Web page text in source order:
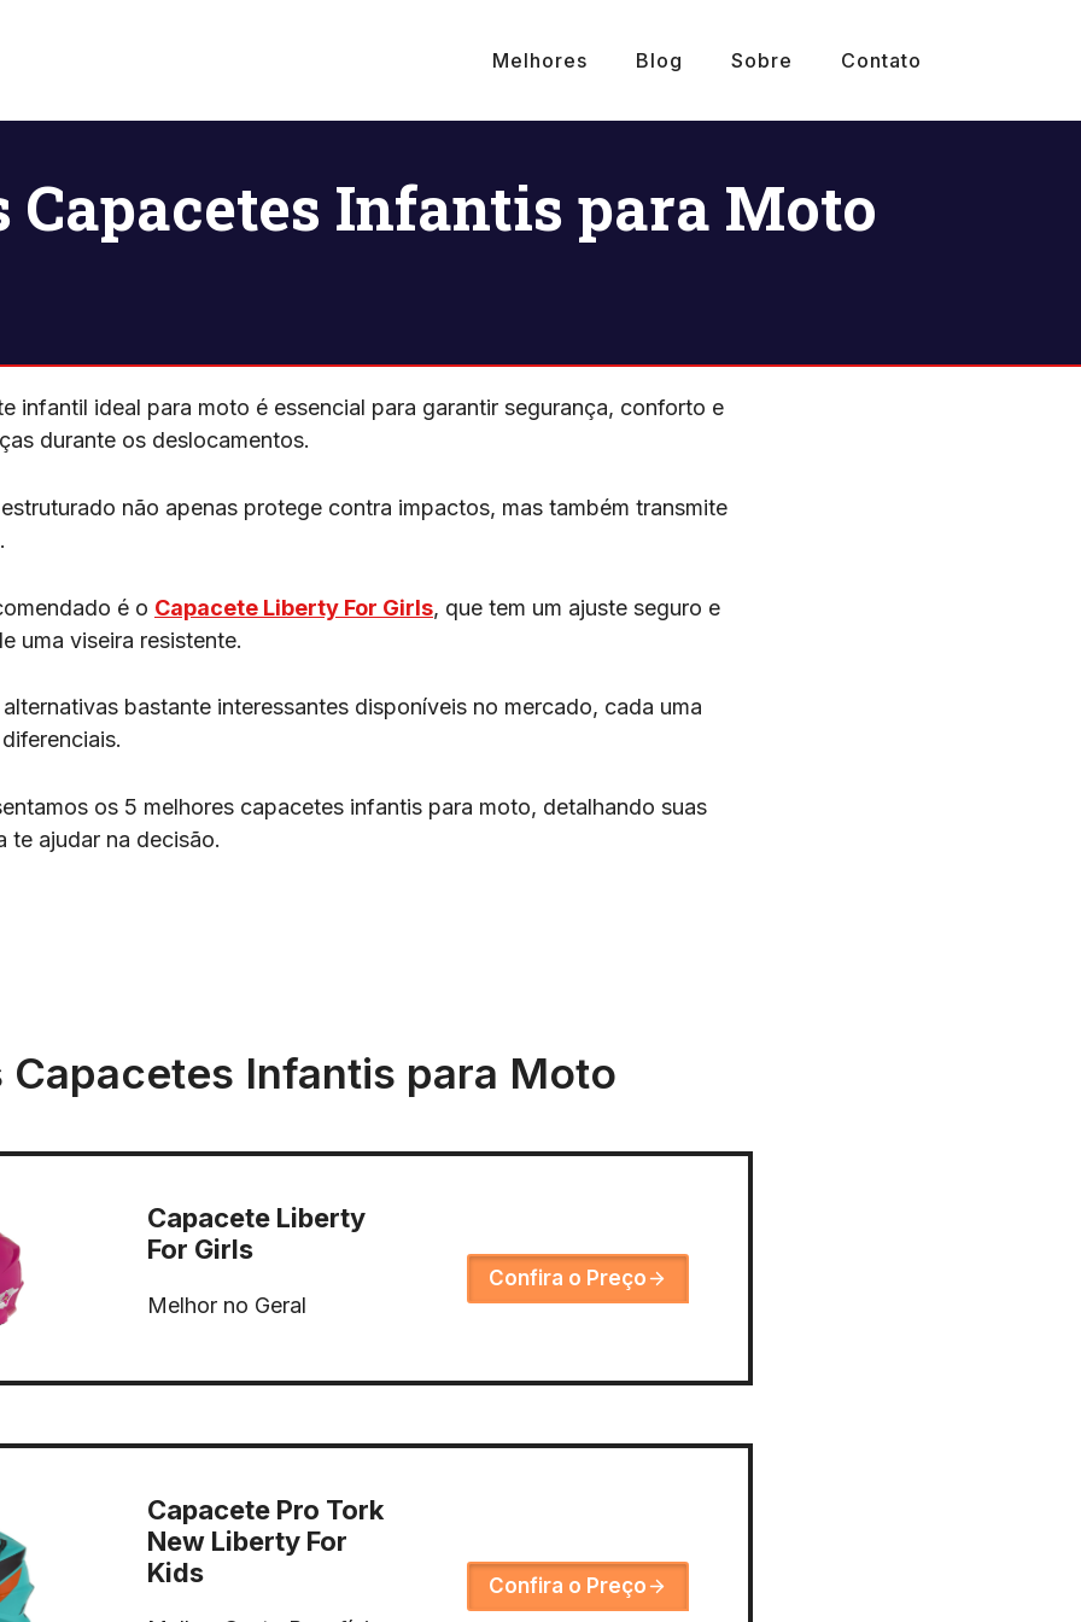
Melhores Blog Sobre Contato
Capacetes Infantis para Moto
infantil ideal para moto é essencial para garantir segurança, conforto e
durante os deslocamentos.
não apenas protege contra impactos, mas também transmite
é o Capacete Liberty For Girls, que tem um ajuste seguro e
uma viseira resistente.
bastante interessantes disponíveis no mercado, cada uma
os 5 melhores capacetes infantis para moto, detalhando suas
te ajudar na decisão.
Infantis para Moto
Capacete Liberty
For Girls
Melhor no Geral
Confira o Preço
Capacete Pro Tork
New Liberty For
Kids
Confira o Preço